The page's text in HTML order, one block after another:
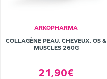
ARKOPHARMA
COLLAGÈNE PEAU, CHEVEUX, OS &
MUSCLES 260G
21,90€